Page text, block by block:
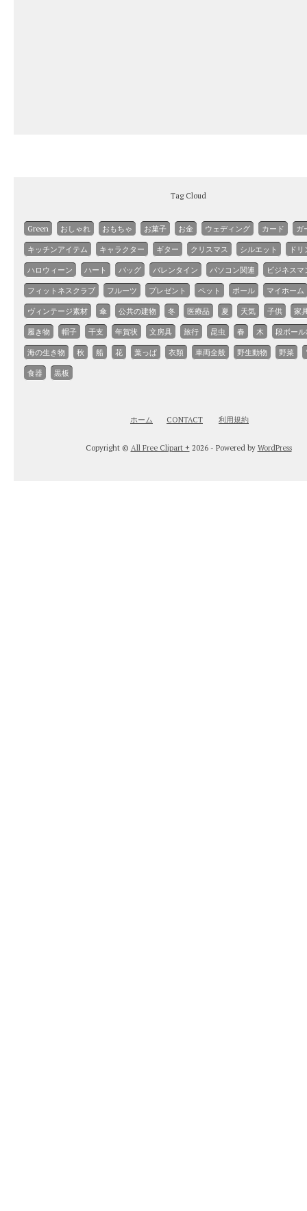
Tag Cloud
Green おしゃれ おもちゃ お菓子 お金 ウェディング カード ガ
キッチンアイテム キャラクター ギター クリスマス シルエット ド
ハロウィーン ハート バッグ バレンタイン パソコン関連 ビジネスマ
フィットネスクラブ フルーツ プレゼント ペット ボール マイホーム
ヴィンテージ素材 傘 公共の建物 冬 医療品 夏 天気 子供 家
履き物 帽子 干支 年賀状 文房具 旅行 昆虫 春 木 段ボー
海の生き物 秋 船 花 葉っぱ 衣類 車両全般 野生動物 野菜
食器 黒板
ホーム CONTACT 利用規約
Copyright © All Free Clipart + 2026 - Powered by WordPress